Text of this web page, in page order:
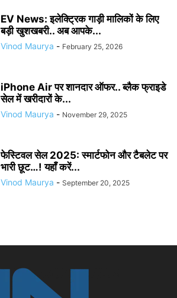
EV News: इलेक्ट्रिक गाड़ी मालिकों के लिए
बड़ी खुशखबरी.. अब आपके...
Vinod Maurya - February 25, 2026
iPhone Air पर शानदार ऑफर.. ब्लैक फ्राइडे
सेल में खरीदारों के...
Vinod Maurya - November 29, 2025
फेस्टिवल सेल 2025: स्मार्टफोन और टैबलेट पर
भारी छूट…! यहाँ करें...
Vinod Maurya - September 20, 2025